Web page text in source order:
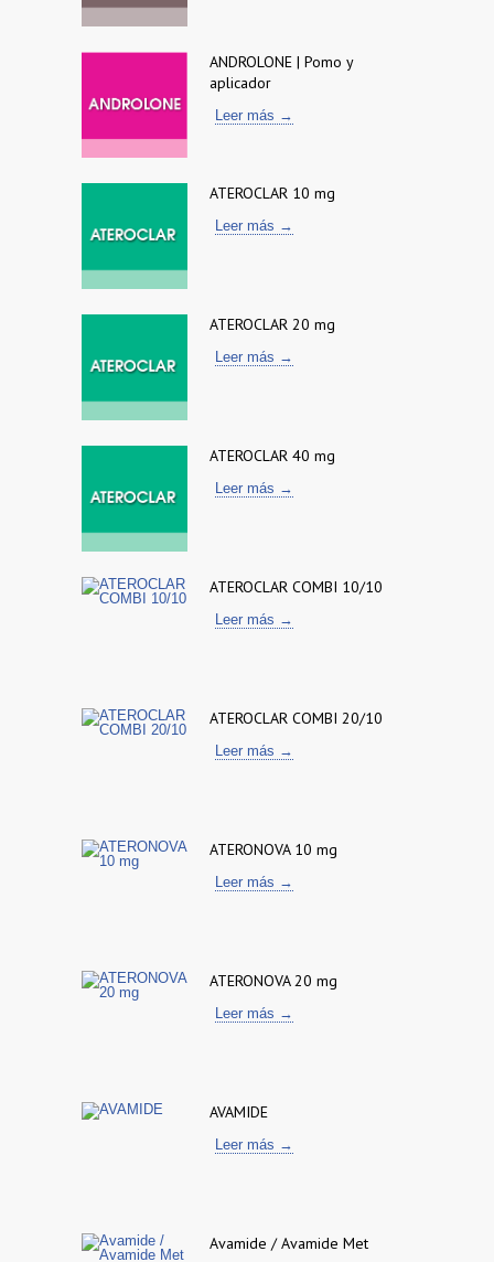
ANDROLONE | Pomo y
aplicador
Leer más →
ATEROCLAR 10 mg
Leer más →
ATEROCLAR 20 mg
Leer más →
ATEROCLAR 40 mg
Leer más →
ATEROCLAR COMBI 10/10
Leer más →
ATEROCLAR COMBI 20/10
Leer más →
ATERONOVA 10 mg
Leer más →
ATERONOVA 20 mg
Leer más →
AVAMIDE
Leer más →
Avamide / Avamide Met